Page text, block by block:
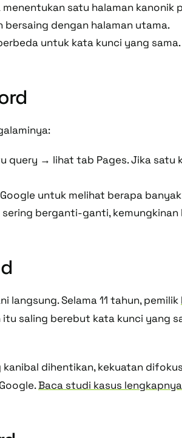
satu halaman kanonik
dengan halaman utama.
untuk kata kunci yang sama.
query → lihat tab Pages. Jika satu
untuk melihat berapa
berganti-ganti,
Selama 11 tahun, pemilik
itu saling berebut kata kunci yang
kanibal dihentikan, kekuatan
Baca studi kasus